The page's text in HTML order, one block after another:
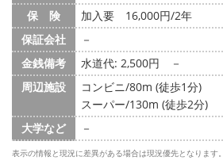
保 険
加入要 16,000円/2年
保証会社
－
金銭備考
水道代: 2,500円
－
周辺施設
コンビニ/80m (徒歩1分)
スーパー/130m (徒歩2分)
大学など
－
表示の情報と現況に差異がある場合は現況優先となります。